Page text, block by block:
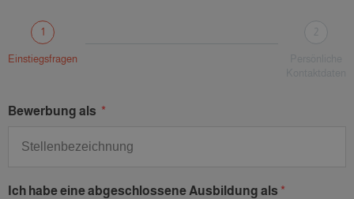
1
Einstiegsfragen
2
Bewerbung als
Ich habe eine abgeschlossene Ausbildung als